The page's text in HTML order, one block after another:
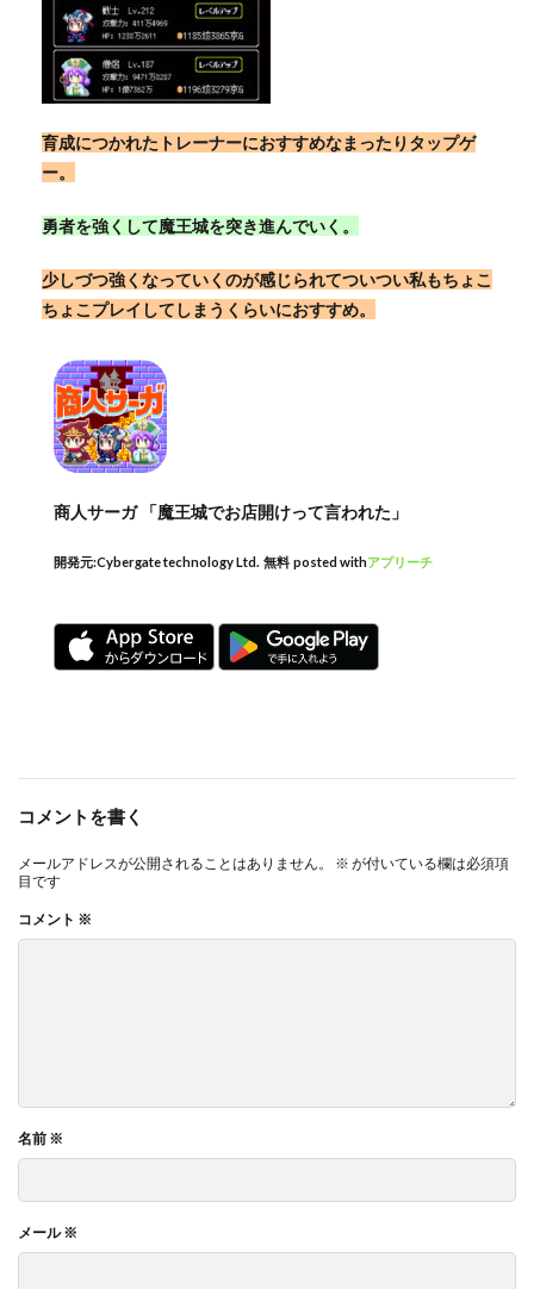
育成につかれたトレーナーにおすすめなまったりタップゲ
ー。
勇者を強くして魔王城を突き進んでいく。
少しづつ強くなっていくのが感じられてついつい私もちょこ
ちょこプレイしてしまうくらいにおすすめ。
商人サーガ 「魔王城でお店開けって言われた」
開発元:Cybergate technology Ltd. 無料 posted withアプリーチ
コメントを書く
メールアドレスが公開されることはありません。 ※ が付いている欄は必須項
目です
コメント ※
名前 ※
メール※